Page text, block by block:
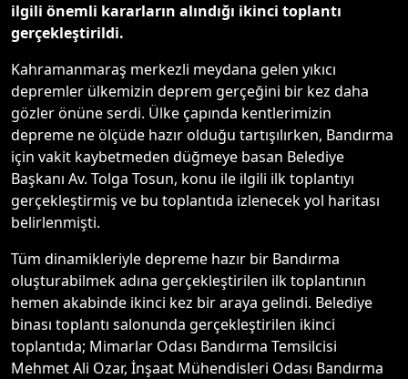
ilgili önemli kararların alındığı ikinci toplantı
gerçekleştirildi.
Kahramanmaraş merkezli meydana gelen yıkıcı
depremler ülkemizin deprem gerçeğini bir kez daha
gözler önüne serdi. Ülke çapında kentlerimizin
depreme ne ölçüde hazır olduğu tartışılırken, Bandırma
için vakit kaybetmeden düğmeye basan Belediye
Başkanı Av. Tolga Tosun, konu ile ilgili ilk toplantıyı
gerçekleştirmiş ve bu toplantıda izlenecek yol haritası
belirlenmişti.
Tüm dinamikleriyle depreme hazır bir Bandırma
oluşturabilmek adına gerçekleştirilen ilk toplantının
hemen akabinde ikinci kez bir araya gelindi. Belediye
binası toplantı salonunda gerçekleştirilen ikinci
toplantıda; Mimarlar Odası Bandırma Temsilcisi
Mehmet Ali Ozar, İnşaat Mühendisleri Odası Bandırma